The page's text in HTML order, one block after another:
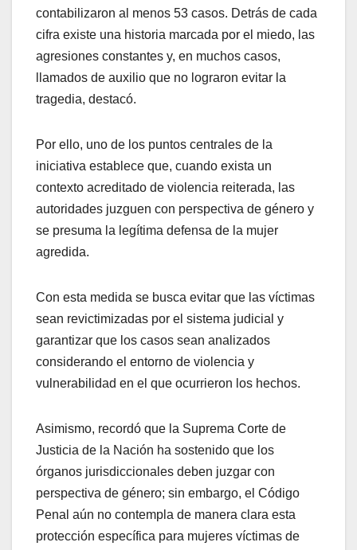
contabilizaron al menos 53 casos. Detrás de cada
cifra existe una historia marcada por el miedo, las
agresiones constantes y, en muchos casos,
llamados de auxilio que no lograron evitar la
tragedia, destacó.
Por ello, uno de los puntos centrales de la
iniciativa establece que, cuando exista un
contexto acreditado de violencia reiterada, las
autoridades juzguen con perspectiva de género y
se presuma la legítima defensa de la mujer
agredida.
Con esta medida se busca evitar que las víctimas
sean revictimizadas por el sistema judicial y
garantizar que los casos sean analizados
considerando el entorno de violencia y
vulnerabilidad en el que ocurrieron los hechos.
Asimismo, recordó que la Suprema Corte de
Justicia de la Nación ha sostenido que los
órganos jurisdiccionales deben juzgar con
perspectiva de género; sin embargo, el Código
Penal aún no contempla de manera clara esta
protección específica para mujeres víctimas de